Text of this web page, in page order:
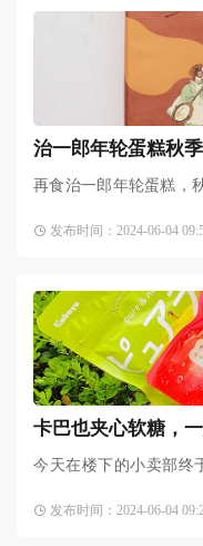
治一郎年轮蛋糕秋
再食治一郎年轮蛋糕，
甜，整理表现力20%
发布时间：2024-06-04
卡巴也夹心软糖，
今天在楼下的小卖部终
买到白桃味的有、、可惜
发布时间：2024-06-04